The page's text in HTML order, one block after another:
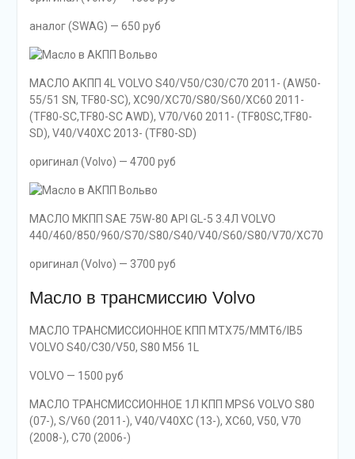
аналог (SWAG) — 650 руб
МАСЛО АКПП 4L VOLVO S40/V50/C30/C70 2011- (AW50-
55/51 SN, TF80-SC), XC90/XC70/S80/S60/XC60 2011-
(TF80-SC,TF80-SC AWD), V70/V60 2011- (TF80SC,TF80-
SD), V40/V40XC 2013- (TF80-SD)
оригинал (Volvo) — 4700 руб
МАСЛО МКПП SAE 75W-80 API GL-5 3.4Л VOLVO
440/460/850/960/S70/S80/S40/V40/S60/S80/V70/XC70
оригинал (Volvo) — 3700 руб
Масло в трансмиссию Volvo
МАСЛО ТРАНСМИССИОННОЕ КПП MTX75/MMT6/IB5
VOLVO S40/C30/V50, S80 M56 1L
VOLVO — 1500 руб
МАСЛО ТРАНСМИССИОННОЕ 1Л КПП MPS6 VOLVO S80
(07-), S/V60 (2011-), V40/V40XC (13-), XC60, V50, V70
(2008-), C70 (2006-)